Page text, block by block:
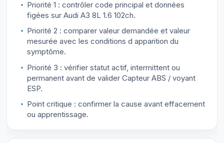
Priorité 1 : contrôler code principal et données
figées sur Audi A3 8L 1.6 102ch.
Priorité 2 : comparer valeur demandée et valeur
mesurée avec les conditions d apparition du
symptôme.
Priorité 3 : vérifier statut actif, intermittent ou
permanent avant de valider Capteur ABS / voyant
ESP.
Point critique : confirmer la cause avant effacement
ou apprentissage.